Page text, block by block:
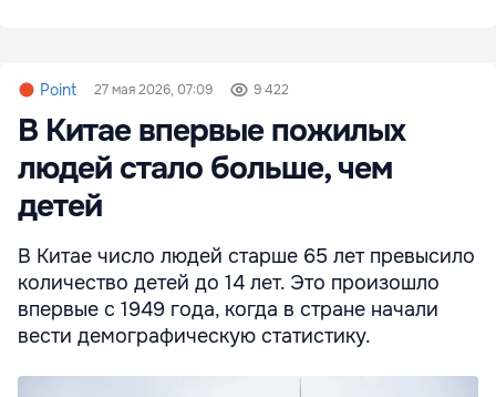
Point 27 мая 2026, 07:09 9 422
В Китае впервые пожилых
людей стало больше, чем
детей
В Китае число людей старше 65 лет превысило
количество детей до 14 лет. Это произошло
впервые с 1949 года, когда в стране начали
вести демографическую статистику.